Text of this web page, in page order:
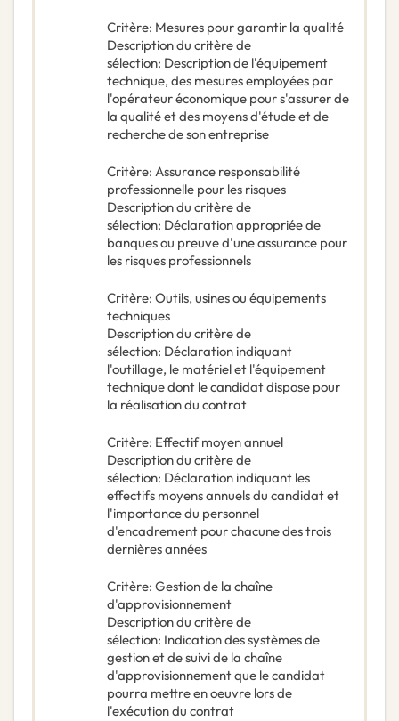
Critère: Mesures pour garantir la qualité
Description du critère de
sélection: Description de l'équipement
technique, des mesures employées par
l'opérateur économique pour s'assurer de
la qualité et des moyens d'étude et de
recherche de son entreprise
Critère: Assurance responsabilité
professionnelle pour les risques
Description du critère de
sélection: Déclaration appropriée de
banques ou preuve d'une assurance pour
les risques professionnels
Critère: Outils, usines ou équipements
techniques
Description du critère de
sélection: Déclaration indiquant
l'outillage, le matériel et l'équipement
technique dont le candidat dispose pour
la réalisation du contrat
Critère: Effectif moyen annuel
Description du critère de
sélection: Déclaration indiquant les
effectifs moyens annuels du candidat et
l'importance du personnel
d'encadrement pour chacune des trois
dernières années
Critère: Gestion de la chaîne
d'approvisionnement
Description du critère de
sélection: Indication des systèmes de
gestion et de suivi de la chaîne
d'approvisionnement que le candidat
pourra mettre en oeuvre lors de
l'exécution du contrat